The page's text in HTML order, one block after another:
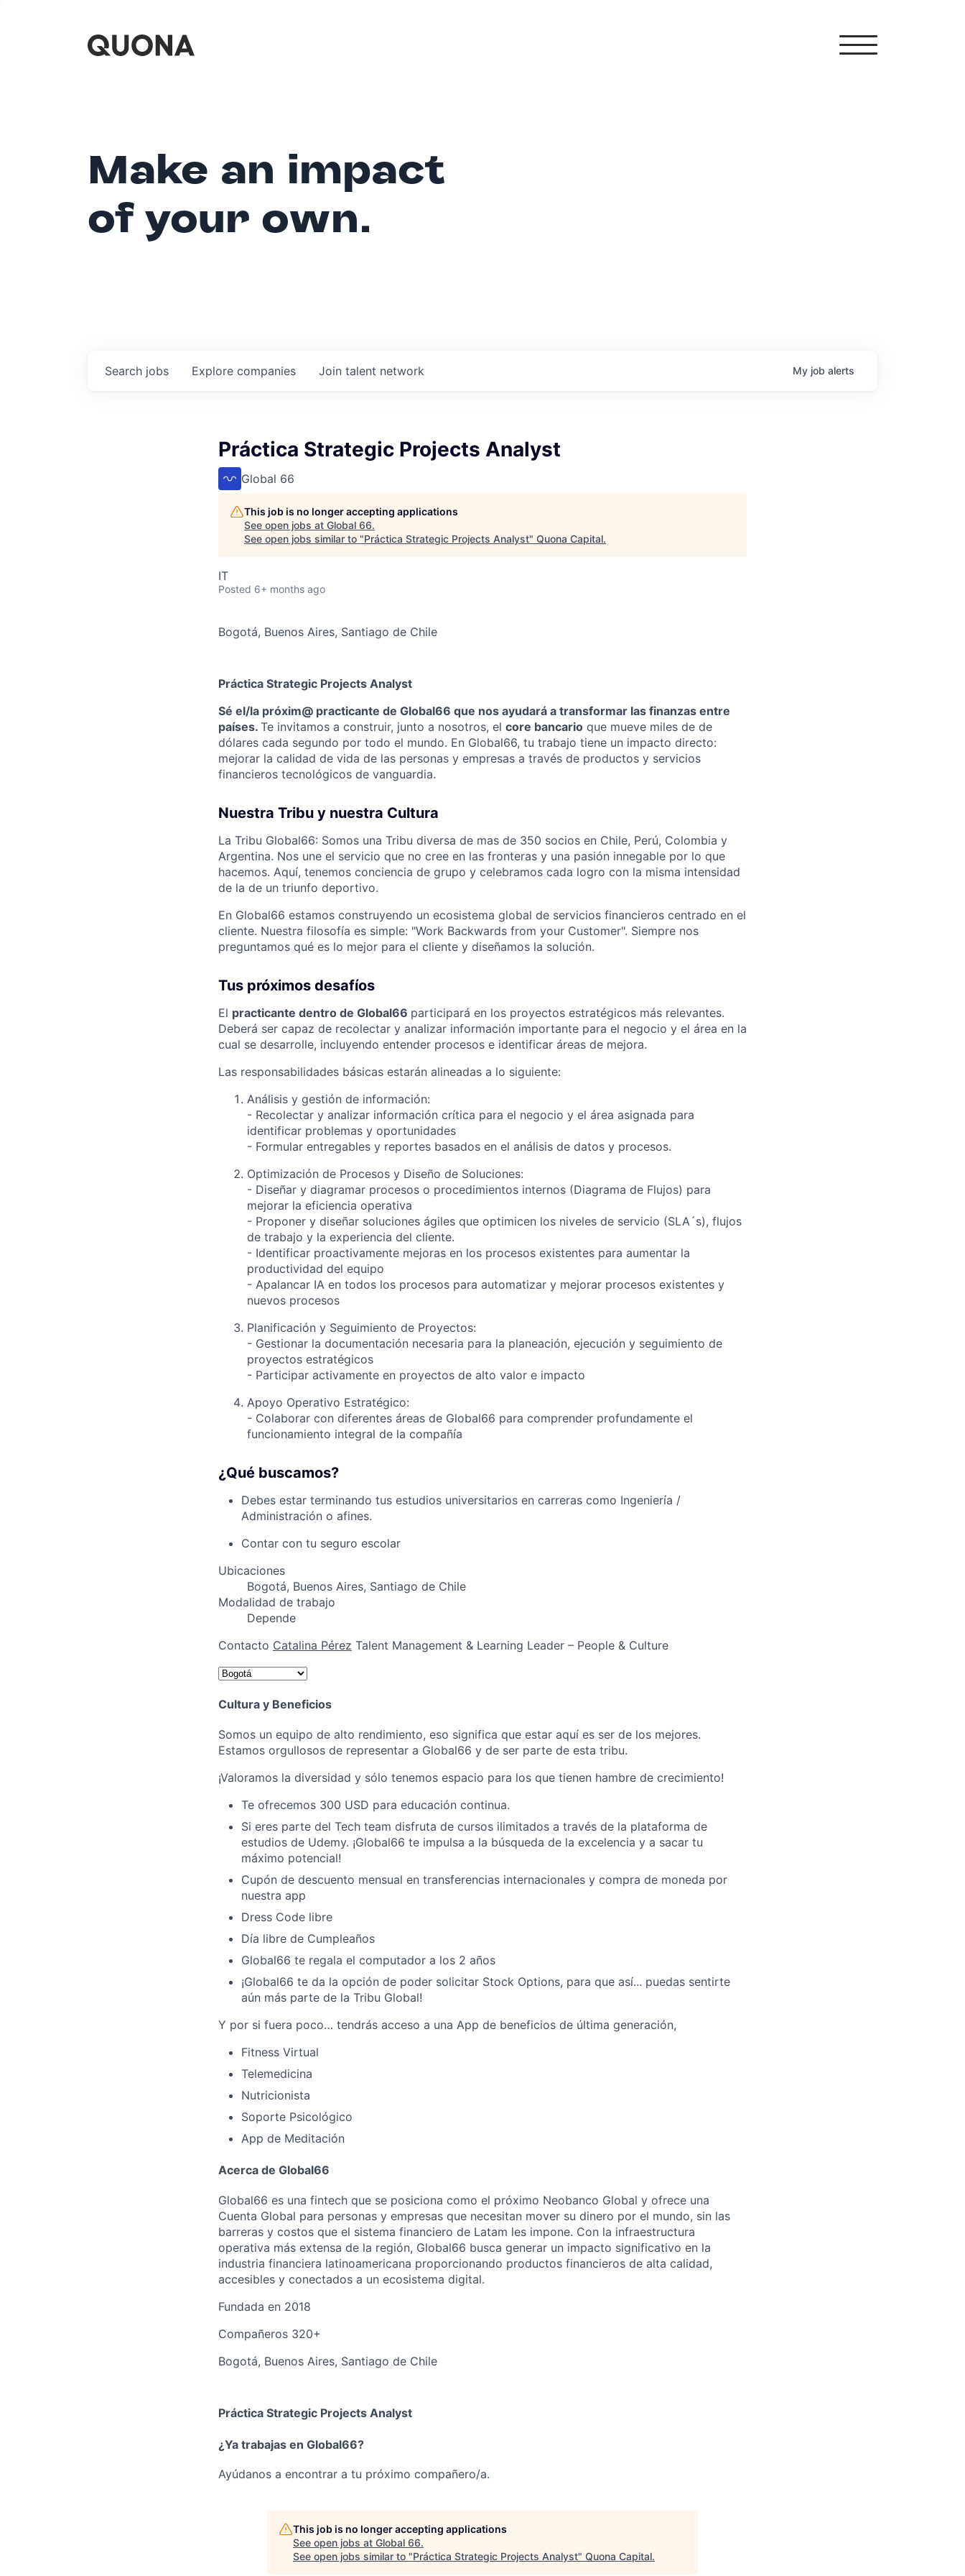
Make an impact
of your own.
Search jobs Explore companies Join talent network My job alerts
Práctica Strategic Projects Analyst
Global 66
This job is no longer accepting applications
See open jobs at Global 66.
See open jobs similar to "Práctica Strategic Projects Analyst" Quona Capital.
IT
Posted 6+ months ago
Bogotá, Buenos Aires, Santiago de Chile
Práctica Strategic Projects Analyst
Sé el/la próxim@ practicante de Global66 que nos ayudará a transformar las finanzas entre
países. Te invitamos a construir, junto a nosotros, el core bancario que mueve miles de de
dólares cada segundo por todo el mundo. En Global66, tu trabajo tiene un impacto directo:
mejorar la calidad de vida de las personas y empresas a través de productos y servicios
financieros tecnológicos de vanguardia.
Nuestra Tribu y nuestra Cultura
La Tribu Global66: Somos una Tribu diversa de mas de 350 socios en Chile, Perú, Colombia y
Argentina. Nos une el servicio que no cree en las fronteras y una pasión innegable por lo que
hacemos. Aquí, tenemos conciencia de grupo y celebramos cada logro con la misma intensidad
de la de un triunfo deportivo.
En Global66 estamos construyendo un ecosistema global de servicios financieros centrado en el
cliente. Nuestra filosofía es simple: "Work Backwards from your Customer". Siempre nos
preguntamos qué es lo mejor para el cliente y diseñamos la solución.
Tus próximos desafíos
El practicante dentro de Global66 participará en los proyectos estratégicos más relevantes.
Deberá ser capaz de recolectar y analizar información importante para el negocio y el área en la
cual se desarrolle, incluyendo entender procesos e identificar áreas de mejora.
Las responsabilidades básicas estarán alineadas a lo siguiente:
Análisis y gestión de información:
- Recolectar y analizar información crítica para el negocio y el área asignada para
identificar problemas y oportunidades
- Formular entregables y reportes basados en el análisis de datos y procesos.
Optimización de Procesos y Diseño de Soluciones:
- Diseñar y diagramar procesos o procedimientos internos (Diagrama de Flujos) para
mejorar la eficiencia operativa
- Proponer y diseñar soluciones ágiles que optimicen los niveles de servicio (SLA´s), flujos
de trabajo y la experiencia del cliente.
- Identificar proactivamente mejoras en los procesos existentes para aumentar la
productividad del equipo
- Apalancar IA en todos los procesos para automatizar y mejorar procesos existentes y
nuevos procesos
Planificación y Seguimiento de Proyectos:
- Gestionar la documentación necesaria para la planeación, ejecución y seguimiento de
proyectos estratégicos
- Participar activamente en proyectos de alto valor e impacto
Apoyo Operativo Estratégico:
- Colaborar con diferentes áreas de Global66 para comprender profundamente el
funcionamiento integral de la compañía
¿Qué buscamos?
Debes estar terminando tus estudios universitarios en carreras como Ingeniería /
Administración o afines.
Contar con tu seguro escolar
Ubicaciones
Bogotá, Buenos Aires, Santiago de Chile
Modalidad de trabajo
Depende
Contacto Catalina Pérez Talent Management & Learning Leader – People & Culture
Cultura y Beneficios
Somos un equipo de alto rendimiento, eso significa que estar aquí es ser de los mejores.
Estamos orgullosos de representar a Global66 y de ser parte de esta tribu.
¡Valoramos la diversidad y sólo tenemos espacio para los que tienen hambre de crecimiento!
Te ofrecemos 300 USD para educación continua.
Si eres parte del Tech team disfruta de cursos ilimitados a través de la plataforma de
estudios de Udemy. ¡Global66 te impulsa a la búsqueda de la excelencia y a sacar tu
máximo potencial!
Cupón de descuento mensual en transferencias internacionales y compra de moneda por
nuestra app
Dress Code libre
Día libre de Cumpleaños
Global66 te regala el computador a los 2 años
¡Global66 te da la opción de poder solicitar Stock Options, para que así... puedas sentirte
aún más parte de la Tribu Global!
Y por si fuera poco… tendrás acceso a una App de beneficios de última generación,
Fitness Virtual
Telemedicina
Nutricionista
Soporte Psicológico
App de Meditación
Acerca de Global66
Global66 es una fintech que se posiciona como el próximo Neobanco Global y ofrece una
Cuenta Global para personas y empresas que necesitan mover su dinero por el mundo, sin las
barreras y costos que el sistema financiero de Latam les impone. Con la infraestructura
operativa más extensa de la región, Global66 busca generar un impacto significativo en la
industria financiera latinoamericana proporcionando productos financieros de alta calidad,
accesibles y conectados a un ecosistema digital.
Fundada en 2018
Compañeros 320+
Bogotá, Buenos Aires, Santiago de Chile
Práctica Strategic Projects Analyst
¿Ya trabajas en Global66?
Ayúdanos a encontrar a tu próximo compañero/a.
This job is no longer accepting applications
See open jobs at Global 66.
See open jobs similar to "Práctica Strategic Projects Analyst" Quona Capital.